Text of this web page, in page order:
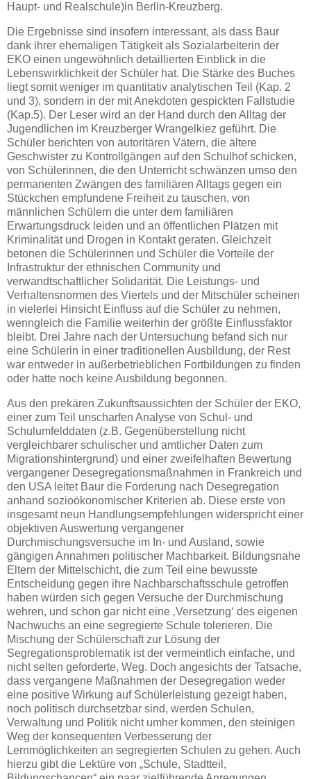
Haupt- und Realschule)in Berlin-Kreuzberg.
Die Ergebnisse sind insofern interessant, als dass Baur
dank ihrer ehemaligen Tätigkeit als Sozialarbeiterin der
EKO einen ungewöhnlich detaillierten Einblick in die
Lebenswirklichkeit der Schüler hat. Die Stärke des Buches
liegt somit weniger im quantitativ analytischen Teil (Kap. 2
und 3), sondern in der mit Anekdoten gespickten Fallstudie
(Kap.5). Der Leser wird an der Hand durch den Alltag der
Jugendlichen im Kreuzberger Wrangelkiez geführt. Die
Schüler berichten von autoritären Vätern, die ältere
Geschwister zu Kontrollgängen auf den Schulhof schicken,
von Schülerinnen, die den Unterricht schwänzen umso den
permanenten Zwängen des familiären Alltags gegen ein
Stückchen empfundene Freiheit zu tauschen, von
männlichen Schülern die unter dem familiären
Erwartungsdruck leiden und an öffentlichen Plätzen mit
Kriminalität und Drogen in Kontakt geraten. Gleichzeit
betonen die Schülerinnen und Schüler die Vorteile der
Infrastruktur der ethnischen Community und
verwandtschaftlicher Solidarität. Die Leistungs- und
Verhaltensnormen des Viertels und der Mitschüler scheinen
in vielerlei Hinsicht Einfluss auf die Schüler zu nehmen,
wenngleich die Familie weiterhin der größte Einflussfaktor
bleibt. Drei Jahre nach der Untersuchung befand sich nur
eine Schülerin in einer traditionellen Ausbildung, der Rest
war entweder in außerbetrieblichen Fortbildungen zu finden
oder hatte noch keine Ausbildung begonnen.
Aus den prekären Zukunftsaussichten der Schüler der EKO,
einer zum Teil unscharfen Analyse von Schul- und
Schulumfelddaten (z.B. Gegenüberstellung nicht
vergleichbarer schulischer und amtlicher Daten zum
Migrationshintergrund) und einer zweifelhaften Bewertung
vergangener Desegregationsmaßnahmen in Frankreich und
den USA leitet Baur die Forderung nach Desegregation
anhand sozioökonomischer Kriterien ab. Diese erste von
insgesamt neun Handlungsempfehlungen widerspricht einer
objektiven Auswertung vergangener
Durchmischungsversuche im In- und Ausland, sowie
gängigen Annahmen politischer Machbarkeit. Bildungsnahe
Eltern der Mittelschicht, die zum Teil eine bewusste
Entscheidung gegen ihre Nachbarschaftsschule getroffen
haben würden sich gegen Versuche der Durchmischung
wehren, und schon gar nicht eine ‚Versetzung‘ des eigenen
Nachwuchs an eine segregierte Schule tolerieren. Die
Mischung der Schülerschaft zur Lösung der
Segregationsproblematik ist der vermeintlich einfache, und
nicht selten geforderte, Weg. Doch angesichts der Tatsache,
dass vergangene Maßnahmen der Desegregation weder
eine positive Wirkung auf Schülerleistung gezeigt haben,
noch politisch durchsetzbar sind, werden Schulen,
Verwaltung und Politik nicht umher kommen, den steinigen
Weg der konsequenten Verbesserung der
Lernmöglichkeiten an segregierten Schulen zu gehen. Auch
hierzu gibt die Lektüre von „Schule, Stadtteil,